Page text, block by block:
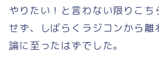
やりたい！と言わない限りこち
せず、しばらくラジコンから離
論に至ったはずでした。